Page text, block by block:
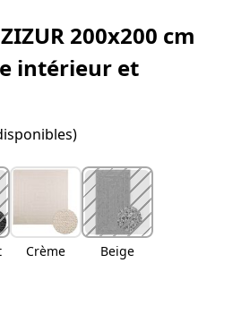
200x200 cm
intérieur et
Crème Beige